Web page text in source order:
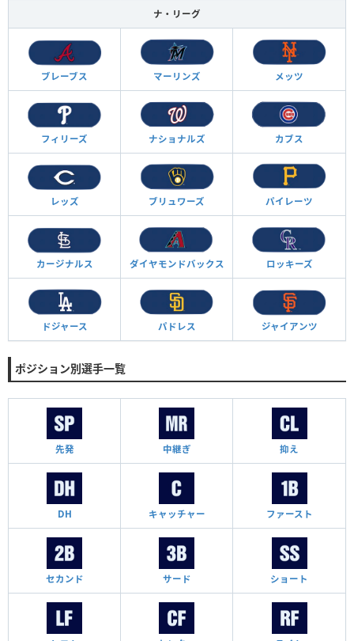
ナ・リーグ
ブレーブス マーリンズ メッツ
フィリーズ ナショナルズ カブス
レッズ ブリュワーズ パイレーツ
カージナルス ダイヤモンドバックス ロッキーズ
ドジャース パドレス ジャイアンツ
ポジション別選手一覧
先発 中継ぎ 抑え
DH キャッチャー ファースト
セカンド サード ショート